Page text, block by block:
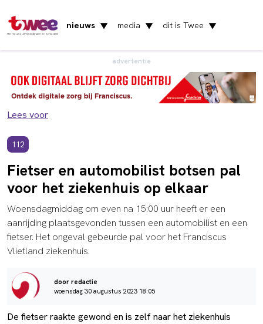
Het nieuws uit Vlaardingen en Schiedam
nieuws ▼ media ▼ dit is Twee ▼
advertentie
Lees voor
112
Fietser en automobilist botsen pal
voor het ziekenhuis op elkaar
Woensdagmiddag om even na 15:00 uur heeft er een
aanrijding plaatsgevonden tussen een automobilist en een
fietser. Het ongeval gebeurde pal voor het Franciscus
Vlietland ziekenhuis.
door redactie
woensdag 30 augustus 2023 18:05
De fietser raakte gewond en is zelf naar het ziekenhuis